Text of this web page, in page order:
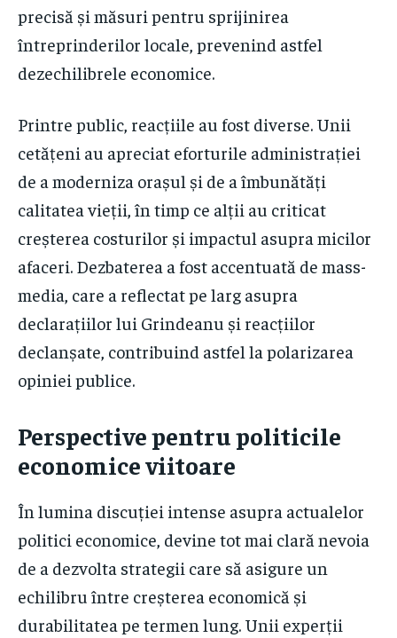
precisă și măsuri pentru sprijinirea
întreprinderilor locale, prevenind astfel
dezechilibrele economice.
Printre public, reacțiile au fost diverse. Unii
cetățeni au apreciat eforturile administrației
de a moderniza orașul și de a îmbunătăți
calitatea vieții, în timp ce alții au criticat
creșterea costurilor și impactul asupra micilor
afaceri. Dezbaterea a fost accentuată de mass-
media, care a reflectat pe larg asupra
declarațiilor lui Grindeanu și reacțiilor
declanșate, contribuind astfel la polarizarea
opiniei publice.
Perspective pentru politicile
economice viitoare
În lumina discuției intense asupra actualelor
politici economice, devine tot mai clară nevoia
de a dezvolta strategii care să asigure un
echilibru între creșterea economică și
durabilitatea pe termen lung. Unii experții